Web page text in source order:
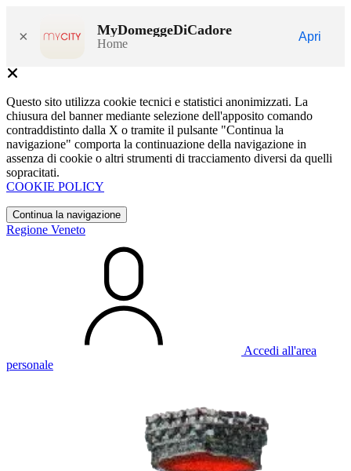
× MyDomeggeDiCadore
Home
Apri
Questo sito utilizza cookie tecnici e statistici anonimizzati. La
chiusura del banner mediante selezione dell'apposito comando
contraddistinto dalla X o tramite il pulsante "Continua la
navigazione" comporta la continuazione della navigazione in
assenza di cookie o altri strumenti di tracciamento diversi da quelli
sopracitati.
COOKIE POLICY
Continua la navigazione
Regione Veneto
Accedi all'area
personale